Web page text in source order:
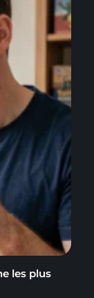
les plus